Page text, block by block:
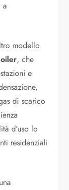
a
modello
, che
e
di scarico
d’uso lo
residenziali